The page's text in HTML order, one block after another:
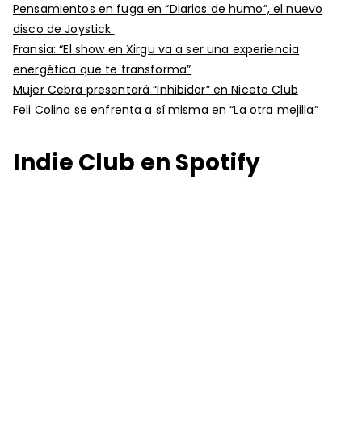
Pensamientos en fuga en “Diarios de humo”, el nuevo
disco de Joystick
Fransia: “El show en Xirgu va a ser una experiencia
energética que te transforma”
Mujer Cebra presentará “Inhibidor” en Niceto Club
Feli Colina se enfrenta a sí misma en “La otra mejilla”
Indie Club en Spotify